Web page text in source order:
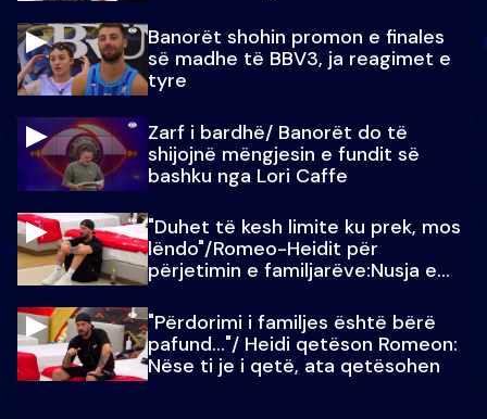
Banorët shohin promon e finales
së madhe të BBV3, ja reagimet e
tyre
Zarf i bardhë/ Banorët do të
shijojnë mëngjesin e fundit së
bashku nga Lori Caffe
"Duhet të kesh limite ku prek, mos
lëndo"/Romeo-Heidit për
përjetimin e familjarëve:Nusja e
"Përdorimi i familjes është bërë
pafund…"/ Heidi qetëson Romeon:
Nëse ti je i qetë, ata qetësohen